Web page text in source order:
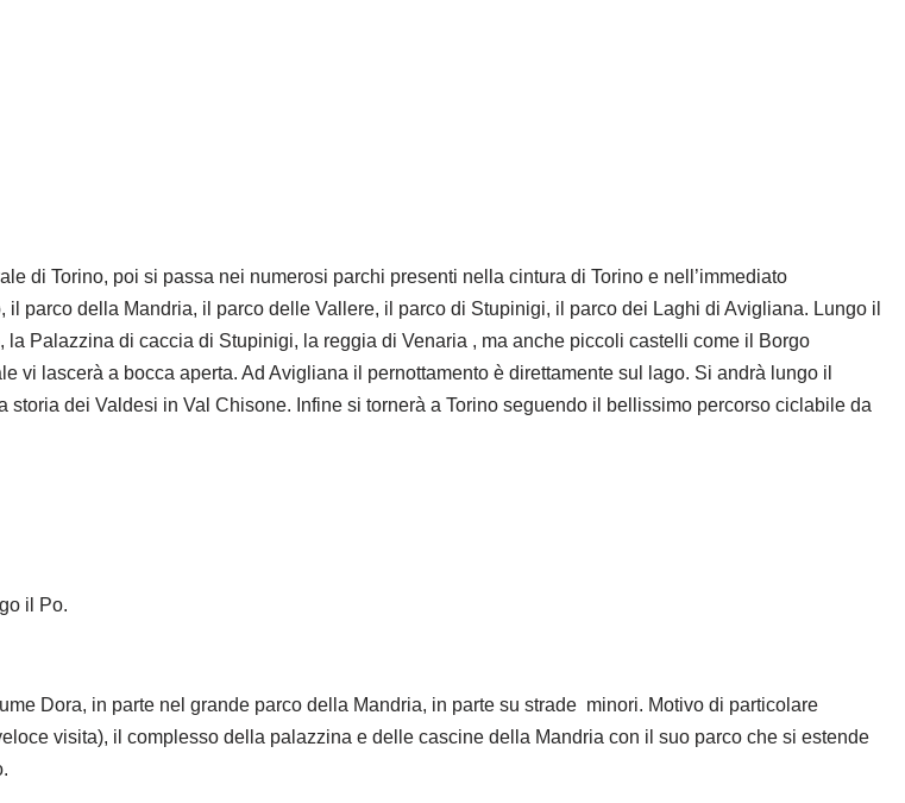
di Torino, poi si passa nei numerosi parchi presenti nella cintura di Torino e nell’immediato
parco della Mandria, il parco delle Vallere, il parco di Stupinigi, il parco dei Laghi di Avigliana. Lungo il
Palazzina di caccia di Stupinigi, la reggia di Venaria , ma anche piccoli castelli come il Borgo
lascerà a bocca aperta. Ad Avigliana il pernottamento è direttamente sul lago. Si andrà lungo il
dei Valdesi in Val Chisone. Infine si tornerà a Torino seguendo il bellissimo percorso ciclabile da
il Po.
Dora, in parte nel grande parco della Mandria, in parte su strade minori. Motivo di particolare
visita), il complesso della palazzina e delle cascine della Mandria con il suo parco che si estende